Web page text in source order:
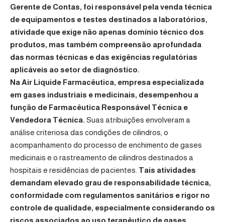
Gerente de Contas, foi responsável pela venda técnica
de equipamentos e testes destinados a laboratórios,
atividade que exige não apenas domínio técnico dos
produtos, mas também compreensão aprofundada
das normas técnicas e das exigências regulatórias
aplicáveis ao setor de diagnóstico.
Na Air Liquide Farmacêutica, empresa especializada
em gases industriais e medicinais, desempenhou a
função de Farmacêutica Responsável Técnica e
Vendedora Técnica. Suas atribuições envolveram a
análise criteriosa das condições de cilindros, o
acompanhamento do processo de enchimento de gases
medicinais e o rastreamento de cilindros destinados a
hospitais e residências de pacientes. Tais atividades
demandam elevado grau de responsabilidade técnica,
conformidade com regulamentos sanitários e rigor no
controle de qualidade, especialmente considerando os